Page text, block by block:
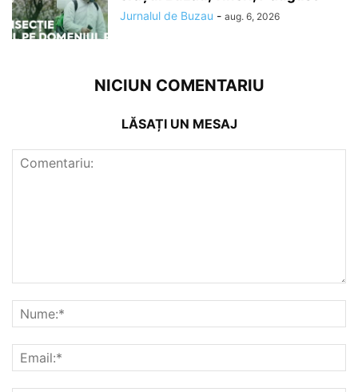
Jurnalul de Buzau - aug. 6, 2026
NICIUN COMENTARIU
LĂSAȚI UN MESAJ